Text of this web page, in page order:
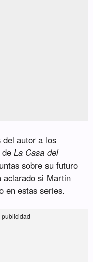
autor a los
deLa Casa del
sobre su futuro
aclarado si Martin
en estas series.